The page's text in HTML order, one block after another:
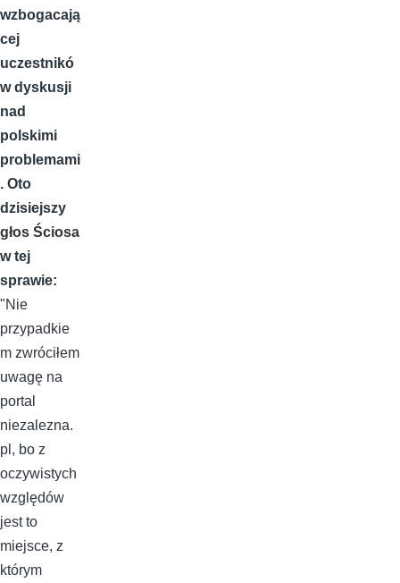
wzbogacają
cej
uczestnikó
w dyskusji
nad
polskimi
problemami
. Oto
dzisiejszy
głos Ściosa
w tej
sprawie:
"Nie
przypadkie
m zwróciłem
uwagę na
portal
niezalezna.
pl, bo z
oczywistych
względów
jest to
miejsce, z
którym